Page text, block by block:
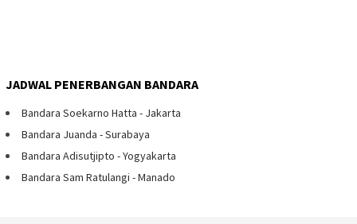
JADWAL PENERBANGAN BANDARA
Bandara Soekarno Hatta - Jakarta
Bandara Juanda - Surabaya
Bandara Adisutjipto - Yogyakarta
Bandara Sam Ratulangi - Manado